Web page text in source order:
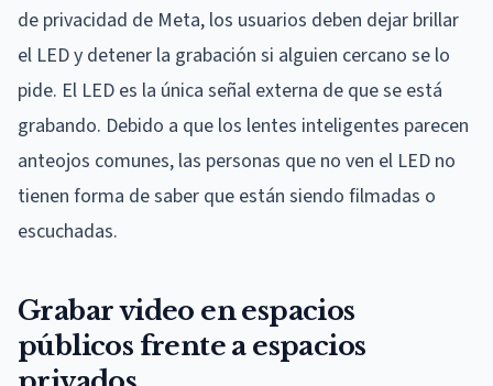
de privacidad de Meta, los usuarios deben dejar brillar
el LED y detener la grabación si alguien cercano se lo
pide. El LED es la única señal externa de que se está
grabando. Debido a que los lentes inteligentes parecen
anteojos comunes, las personas que no ven el LED no
tienen forma de saber que están siendo filmadas o
escuchadas.
Grabar video en espacios
públicos frente a espacios